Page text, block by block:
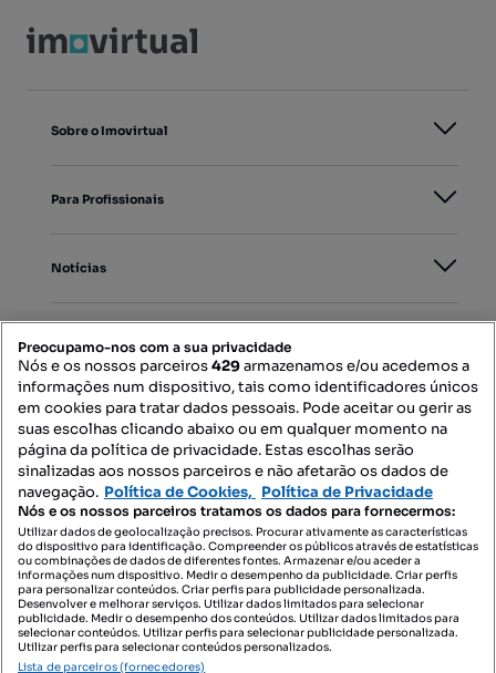
Sobre o Imovirtual
Para Profissionais
Notícias
Mapa do Site
Contacte-nos
SIGA-NOS:
DESCARREGAR NA:
Preocupamo-nos com a sua privacidade
Nós e os nossos parceiros429armazenamos e/ou acedemos a
informações num dispositivo, tais como identificadores únicos
em cookies para tratar dados pessoais. Pode aceitar ou gerir as
suas escolhas clicando abaixo ou em qualquer momento na
página da política de privacidade. Estas escolhas serão
sinalizadas aos nossos parceiros e não afetarão os dados de
navegação. Política de Cookies, Política de Privacidade
Nós e os nossos parceiros tratamos os dados para fornecermos:
Utilizar dados de geolocalização precisos. Procurar ativamente as características
do dispositivo para identificação. Compreender os públicos através de estatísticas
ou combinações de dados de diferentes fontes. Armazenar e/ou aceder a
informações num dispositivo. Medir o desempenho da publicidade. Criar perfis
para personalizar conteúdos. Criar perfis para publicidade personalizada.
Desenvolver e melhorar serviços. Utilizar dados limitados para selecionar
publicidade. Medir o desempenho dos conteúdos. Utilizar dados limitados para
selecionar conteúdos. Utilizar perfis para selecionar publicidade personalizada.
Utilizar perfis para selecionar conteúdos personalizados.
Lista de parceiros (fornecedores)